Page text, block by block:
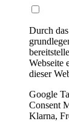
Durch
Webseite
dieser
Google
Consent
Klarna,